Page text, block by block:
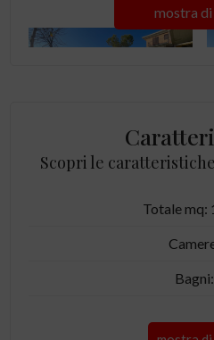
mostra di
Scopri le
Totale mq: